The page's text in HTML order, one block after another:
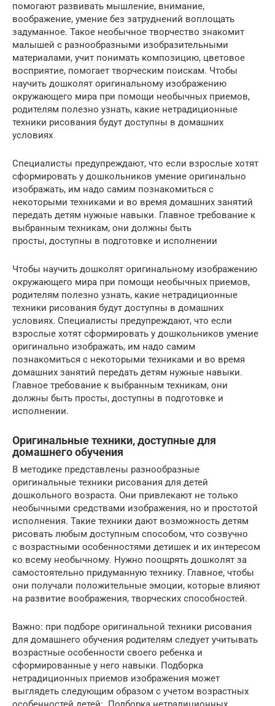
помогают развивать мышление, внимание,
воображение, умение без затруднений воплощать
задуманное. Такое необычное творчество знакомит
малышей с разнообразными изобразительными
материалами, учит понимать композицию, цветовое
восприятие, помогает творческим поискам. Чтобы
научить дошколят оригинальному изображению
окружающего мира при помощи необычных приемов,
родителям полезно узнать, какие нетрадиционные
техники рисования будут доступны в домашних
условиях
Специалисты предупреждают, что если взрослые хотят
сформировать у дошкольников умение оригинально
изображать, им надо самим познакомиться с
некоторыми техниками и во время домашних занятий
передать детям нужные навыки. Главное требование к
выбранным техникам, они должны быть
просты, доступны в подготовке и исполнении
Чтобы научить дошколят оригинальному изображению
окружающего мира при помощи необычных приемов,
родителям полезно узнать, какие нетрадиционные
техники рисования будут доступны в домашних
условиях. Специалисты предупреждают, что если
взрослые хотят сформировать у дошкольников умение
оригинально изображать, им надо самим
познакомиться с некоторыми техниками и во время
домашних занятий передать детям нужные навыки.
Главное требование к выбранным техникам, они
должны быть просты, доступны в подготовке и
исполнении.
Оригинальные техники, доступные для
домашнего обучения
В методике представлены разнообразные
оригинальные техники рисования для детей
дошкольного возраста. Они привлекают не только
необычными средствами изображения, но и простотой
исполнения. Такие техники дают возможность детям
рисовать любым доступным способом, что созвучно
с возрастными особенностями детишек и их интересом
ко всему необычному. Нужно поощрять дошколят за
самостоятельно придуманную технику. Главное, чтобы
они получали положительные эмоции, которые влияют
на развитие воображения, творческих способностей.
Важно: при подборе оригинальной техники рисования
для домашнего обучения родителям следует учитывать
возрастные особенности своего ребенка и
сформированные у него навыки. Подборка
нетрадиционных приемов изображения может
выглядеть следующим образом с учетом возрастных